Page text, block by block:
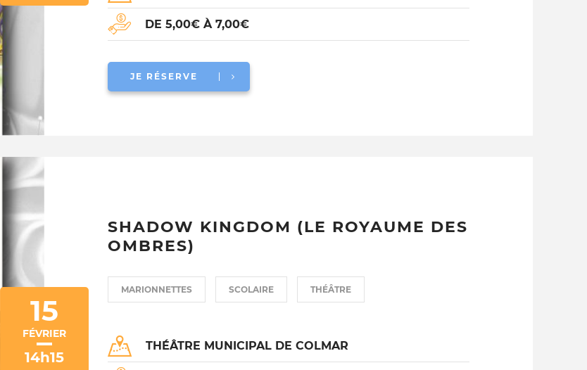
DE 5,00€ À 7,00€
JE RÉSERVE
15
FÉVRIER
14h15
SHADOW KINGDOM (LE ROYAUME DES
OMBRES)
MARIONNETTES SCOLAIRE THÉÂTRE
THÉÂTRE MUNICIPAL DE COLMAR